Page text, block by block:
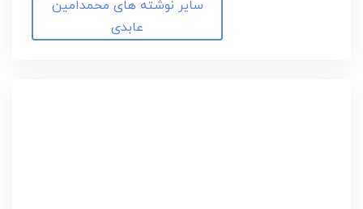
سایر نوشته های محمدامین
عابدی